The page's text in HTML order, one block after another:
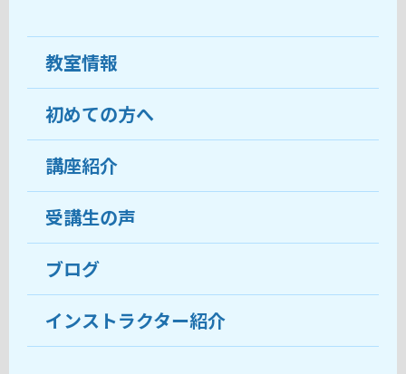
教室情報
教室について
受講生の声
おすすめ・人気の講座
目的から講座を探す
教室ブログ
初めての方へ
ココがおすすめ
料金
受講までの流れ
よくあるご質問
講座紹介
受講生の声
ブログ
インストラクター紹介